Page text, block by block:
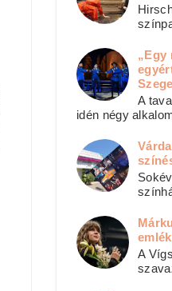
„Egy
A
idén négy
A